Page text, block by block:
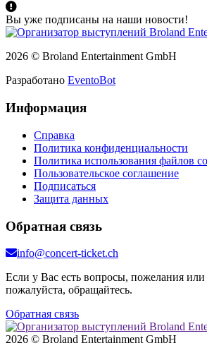
Вы уже подписаны на наши новости!
2026 © Broland Entertainment GmbH
Разработано EventoBot
Информация
Справка
Политика конфиденциальности
Политика использования файлов
Пользовательское соглашение
Подписаться
Защита данных
Обратная связь
info@concert-ticket.ch
Если у Вас есть вопросы, пожелания
пожалуйста, обращайтесь.
Обратная связь
2026 © Broland Entertainment GmbH